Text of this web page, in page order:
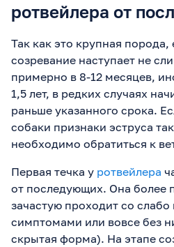
ротвейлера от
Так как это крупная порода,
созревание наступает не
примерно в 8-12 месяцев,
1,5 лет, в редких случаях
раньше указанного срока.
собаки признаки эструса
необходимо обратиться к
Первая течка у ротвейлера
от последующих. Она более
зачастую проходит со
симптомами или вовсе без
скрытая форма). На этапе